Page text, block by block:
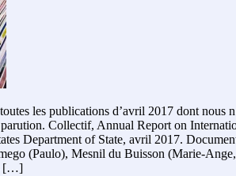
les publications d’avril 2017 dont nous
parution. Collectif, Annual Report on
Department of State, avril 2017.
(Paulo), Mesnil du Buisson (Marie-
[…]